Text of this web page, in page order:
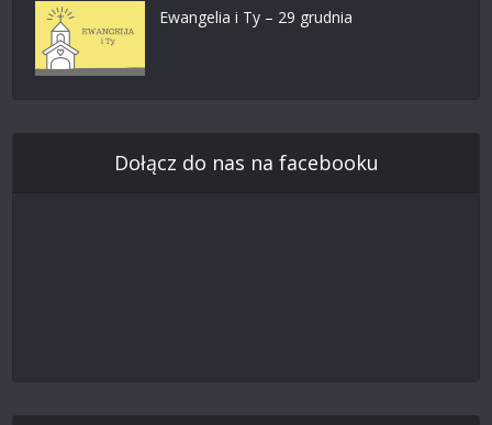
Ewangelia i Ty – 29 grudnia
Dołącz do nas na facebooku